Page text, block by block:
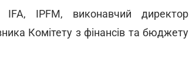
IFA, IPFM, виконавчий директор
Комітету з фінансів та бюджету